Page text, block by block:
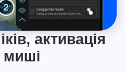
активація